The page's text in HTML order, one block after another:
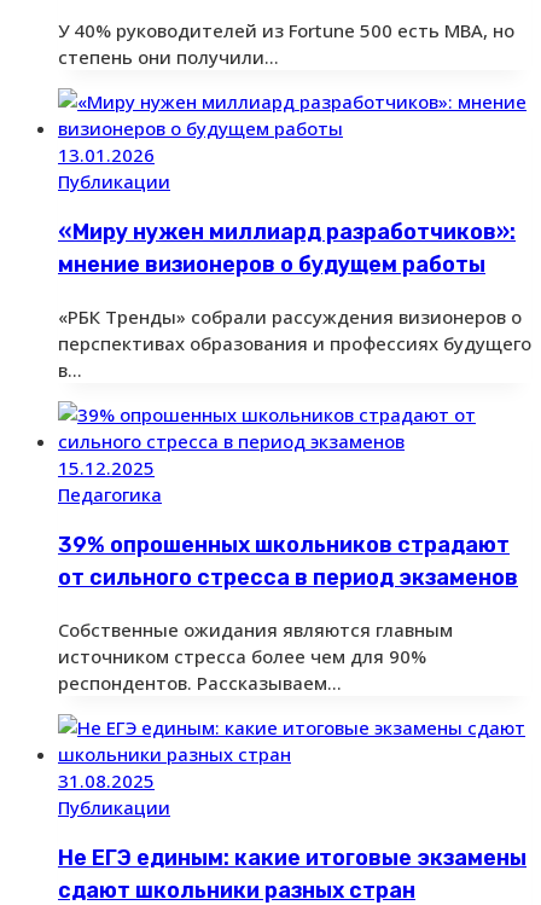
У 40% руководителей из Fortune 500 есть MBA, но
степень они получили…
13.01.2026
Публикации
«Миру нужен миллиард разработчиков»:
мнение визионеров о будущем работы
«РБК Тренды» собрали рассуждения визионеров о
перспективах образования и профессиях будущего
в…
15.12.2025
Педагогика
39% опрошенных школьников страдают
от сильного стресса в период экзаменов
Собственные ожидания являются главным
источником стресса более чем для 90%
респондентов. Рассказываем…
31.08.2025
Публикации
Не ЕГЭ единым: какие итоговые экзамены
сдают школьники разных стран